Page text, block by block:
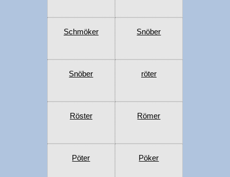
Schmöker Snöber
Snöber röter
Röster Römer
Pöter Pöker